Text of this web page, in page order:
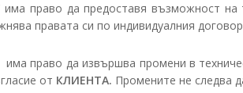
има право да предоставя възможност на
правата си по индивидуалния
има право да извършва промени в
от КЛИЕНТА. Промените не следва